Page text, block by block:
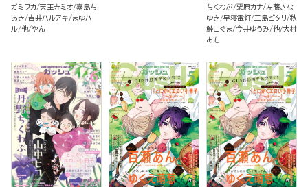
ガミワカ 天王寺ミオ 嘉島ち
あき 吉井ハルアキ
まゆハ
ル 他 やん
ちくわぶ 栗原カナ 左藤さな
ゆき 早寝電灯 三島ピタリ
秋
鮭こぐま 今井ゆうみ 他 大村
あも